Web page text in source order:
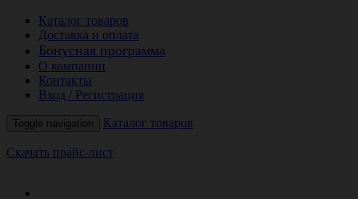
Каталог товаров
Доставка и оплата
Бонусная программа
О компании
Контакты
Вход / Регистрация
Toggle navigation Каталог товаров
Скачать прайс-лист